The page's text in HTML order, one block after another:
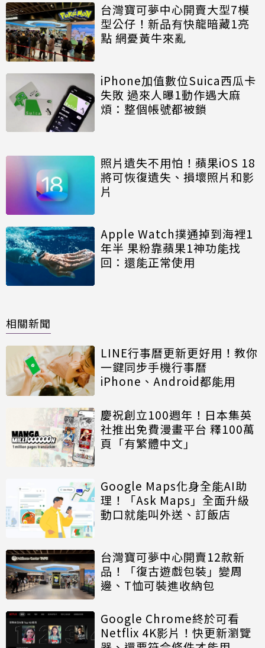
台灣寶可夢中心開賣大型7模
型公仔！新品有快龍暗藏1亮
點 網憂黃牛來亂
iPhone加值數位Suica西瓜卡
失敗 過來人曝1動作遇大麻
煩：整個帳號都被鎖
照片遺失不用怕！蘋果iOS 18
將可恢復遺失、損壞照片和影
片
Apple Watch撲通掉到海裡1
年半 果粉靠蘋果1神功能找
回：還能正常使用
相關新聞
LINE行事曆更新更好用！教你
一鍵同步手機行事曆
iPhone、Android都能用
慶祝創立100週年！日本集英
社推出免費漫畫平台 釋100萬
頁「有繁體中文」
Google Maps化身全能AI助
理！「Ask Maps」全面升級
動口就能叫外送、訂飯店
台灣寶可夢中心開賣12款新
品！「復古遊戲包裝」變周
邊、T恤可裝進收納包
Google Chrome終於可看
Netflix 4K影片！快更新瀏覽